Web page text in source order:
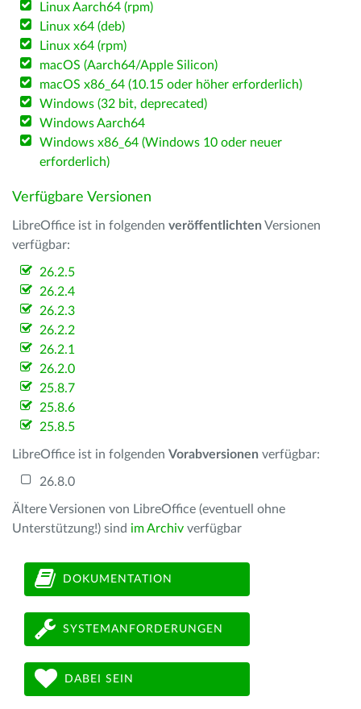
Linux Aarch64 (rpm)
Linux x64 (deb)
Linux x64 (rpm)
macOS (Aarch64/Apple Silicon)
macOS x86_64 (10.15 oder höher erforderlich)
Windows (32 bit, deprecated)
Windows Aarch64
Windows x86_64 (Windows 10 oder neuer
erforderlich)
Verfügbare Versionen
LibreOffice ist in folgenden veröffentlichten Versionen
verfügbar:
26.2.5
26.2.4
26.2.3
26.2.2
26.2.1
26.2.0
25.8.7
25.8.6
25.8.5
LibreOffice ist in folgenden Vorabversionen verfügbar:
26.8.0
Ältere Versionen von LibreOffice (eventuell ohne
Unterstützung!) sind im Archiv verfügbar
DOKUMENTATION
SYSTEMANFORDERUNGEN
DABEI SEIN